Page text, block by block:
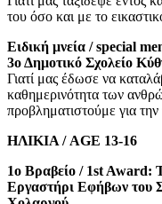
του όσο και με το
Eιδική μνεία / special
3ο Δημοτικό Σχολείο
Γιατί μας έδωσε να
καθημερινότητα των
προβληματιστούμε για
ΗΛΙΚΙΑ / AGE 13-16
1ο Βραβείο / 1st Award:
Εργαστήρι Εφήβων του